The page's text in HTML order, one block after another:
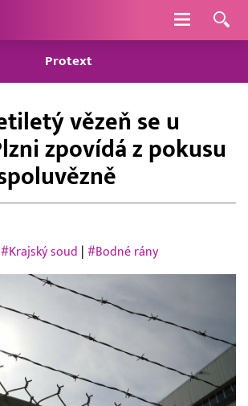
Navigace
Protext
vězeň se u
zpovídá z pokusu
#Krajský soud #Bodné rány